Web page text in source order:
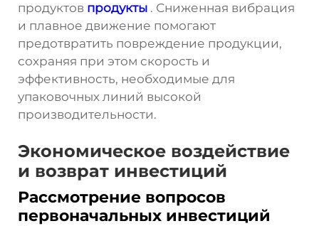
продуктов продукты . Сниженная вибрация
и плавное движение помогают
предотвратить повреждение продукции,
сохраняя при этом скорость и
эффективность, необходимые для
упаковочных линий высокой
производительности.
Экономическое воздействие
и возврат инвестиций
Рассмотрение вопросов
первоначальных инвестиций